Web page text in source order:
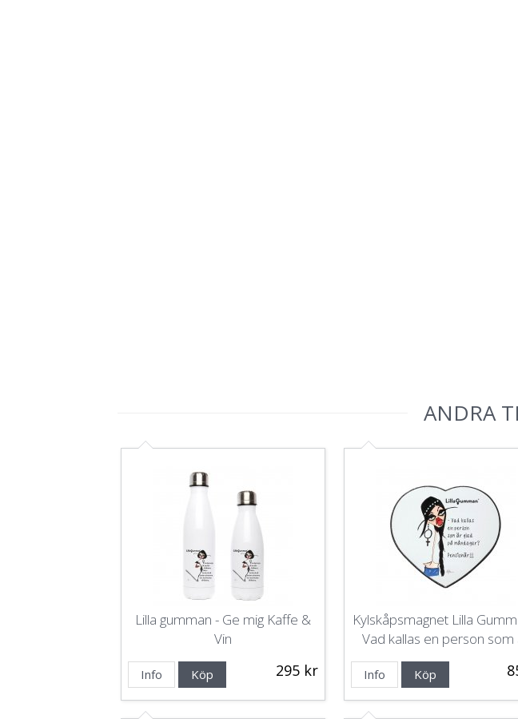
ANDRA
Lilla gumman - Ge mig Kaffe &
Vin
295 kr
Info Köp
Kylskåpsmagnet Lilla
Vad kallas en person som
glad på måndagar?
Info Köp